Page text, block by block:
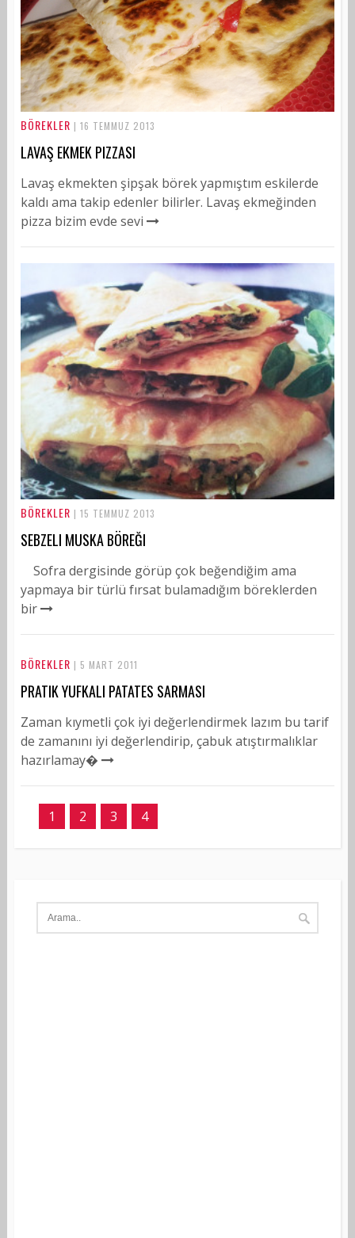
BÖREKLER | 16 TEMMUZ 2013
LAVAŞ EKMEK PIZZASI
Lavaş ekmekten şipşak börek yapmıştım eskilerde
kaldı ama takip edenler bilirler. Lavaş ekmeğinden
pizza bizim evde sevi
BÖREKLER | 15 TEMMUZ 2013
SEBZELI MUSKA BÖREĞI
Sofra dergisinde görüp çok beğendiğim ama
yapmaya bir türlü fırsat bulamadığım böreklerden
bir
BÖREKLER | 5 MART 2011
PRATIK YUFKALI PATATES SARMASI
Zaman kıymetli çok iyi değerlendirmek lazım bu tarif
de zamanını iyi değerlendirip, çabuk atıştırmalıklar
hazırlamay�
1 2 3 4